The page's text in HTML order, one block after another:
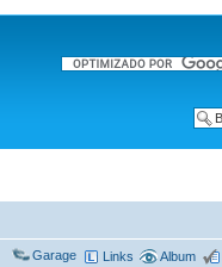
Garage Links Album